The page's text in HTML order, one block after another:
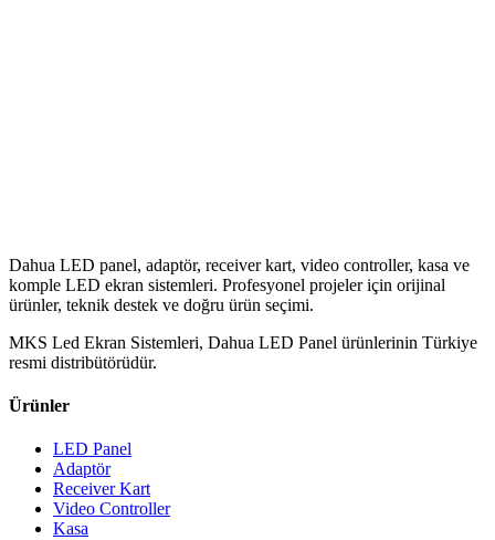
Dahua LED panel, adaptör, receiver kart, video controller, kasa ve
komple LED ekran sistemleri. Profesyonel projeler için orijinal
ürünler, teknik destek ve doğru ürün seçimi.
MKS Led Ekran Sistemleri, Dahua LED Panel ürünlerinin Türkiye
resmi distribütörüdür.
Ürünler
LED Panel
Adaptör
Receiver Kart
Video Controller
Kasa